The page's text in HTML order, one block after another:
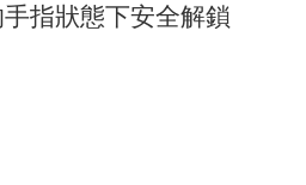
指狀態下安全解鎖